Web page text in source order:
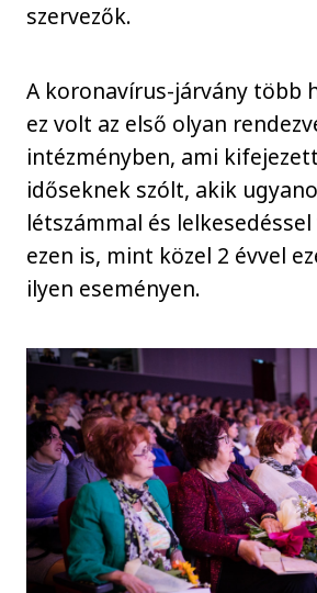
szervezők.
A koronavírus-járvány több
ez volt az első olyan
intézményben, ami
időseknek szólt, akik
létszámmal és
ezen is, mint közel 2 évvel
ilyen eseményen.